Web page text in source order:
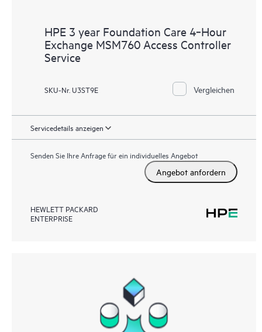
HPE 3 year Foundation Care 4‑Hour
Exchange MSM760 Access Controller
Service
SKU-Nr. U3ST9E Vergleichen
Servicedetails anzeigen
Senden Sie Ihre Anfrage für ein individuelles Angebot
Angebot anfordern
HEWLETT PACKARD
ENTERPRISE